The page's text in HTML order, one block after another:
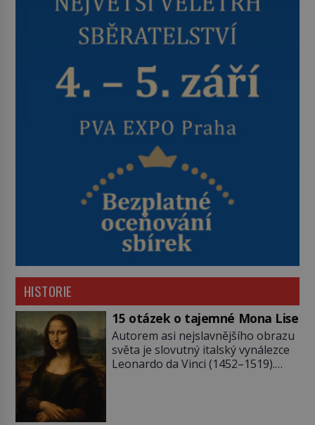
HISTORIE
15 otázek o tajemné Mona Lise
Autorem asi nejslavnějšího obrazu
světa je slovutný italský vynálezce
Leonardo da Vinci (1452–1519).